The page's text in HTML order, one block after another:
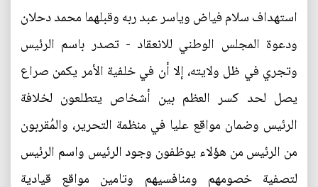
استهداف سلام فياض وياسر عبد ربه وقبلهما محمد دحلان
ودعوة المجلس الوطني للانعقاد - تصدر باسم الرئيس
وتجري في ظل ولايته، إلا أن في خلفية الأمر يكمن صراع
يصل لحد كسر العظم بين أشخاص يتطلعون لخلافة
الرئيس وضمان مواقع عليا في منظمة التحرير، والمُقربون
من الرئيس من هؤلاء يوظفون وجود الرئيس واسم الرئيس
لتصفية خصومهم ومنافسيهم وتامين مواقع قيادية